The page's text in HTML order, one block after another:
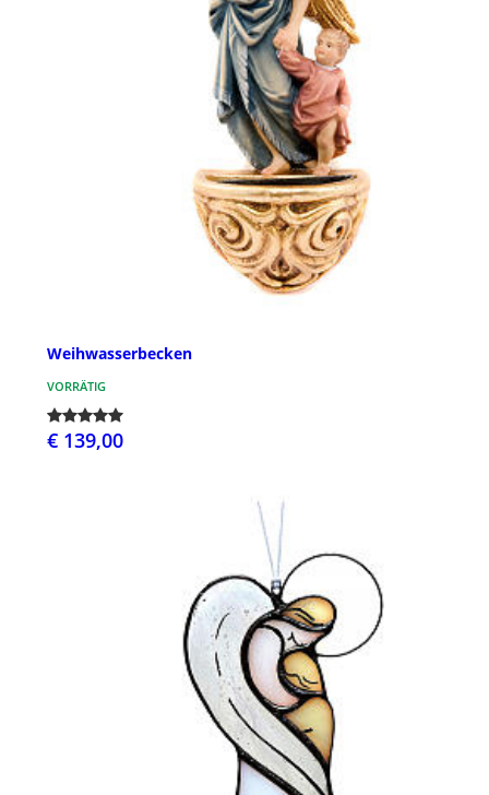
Weihwasserbecken
VORRÄTIG
€ 139,00